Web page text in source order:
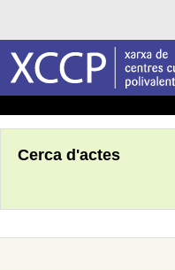
Cerca d'actes